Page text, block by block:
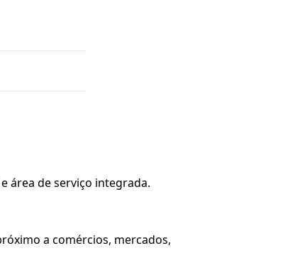
área de serviço integrada.
a comércios, mercados,